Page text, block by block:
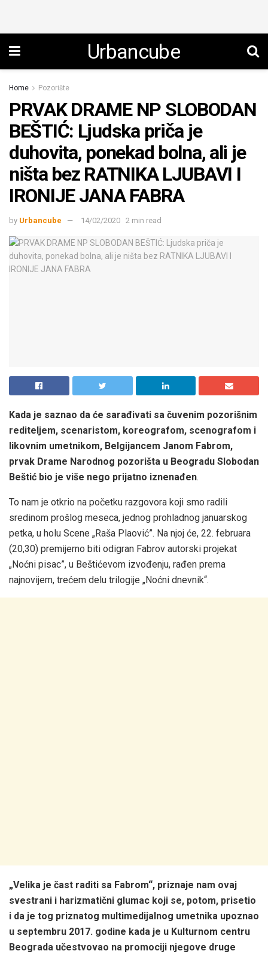
Urbancube
Home Pozorište
PRVAK DRAME NP SLOBODAN
BEŠTIĆ: Ljudska priča je
duhovita, ponekad bolna, ali je
ništa bez RATNIKA LJUBAVI I
IRONIJE JANA FABRA
by Urbancube 14/02/2020 2 min read
Kada je saznao da će sarađivati sa čuvenim pozorišnim
rediteljem, scenaristom, koreografom, scenografom i
likovnim umetnikom, Belgijancem Janom Fabrom,
prvak Drame Narodnog pozorišta u Beogradu Slobodan
Beštić bio je više nego prijatno iznenađen.
To nam je otkrio na početku razgovora koji smo radili
sredinom prošlog meseca, jednog prohladnog januarskog
petka, u holu Scene „Raša Plaović”. Na njoj će, 22. februara
(20,30) premijerno biti odigran Fabrov autorski projekat
„Noćni pisac”, u Beštićevom izvođenju, rađen prema
najnovijem, trećem delu trilogije „Noćni dnevnik“.
„Velika je čast raditi sa Fabrom“, priznaje nam ovaj
svestrani i harizmatični glumac koji se, potom, prisetio
i da je tog priznatog multimedijalnog umetnika upoznao
u septembru 2017. godine kada je u Kulturnom centru
Beograda učestvovao na promociji njegove druge